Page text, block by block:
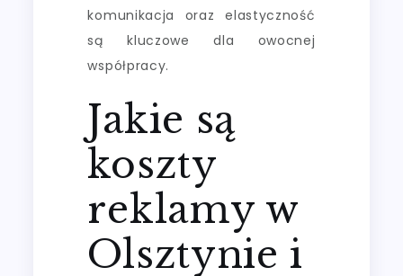
komunikacja oraz elastyczność
są kluczowe dla owocnej
współpracy.
Jakie są
koszty
reklamy w
Olsztynie i